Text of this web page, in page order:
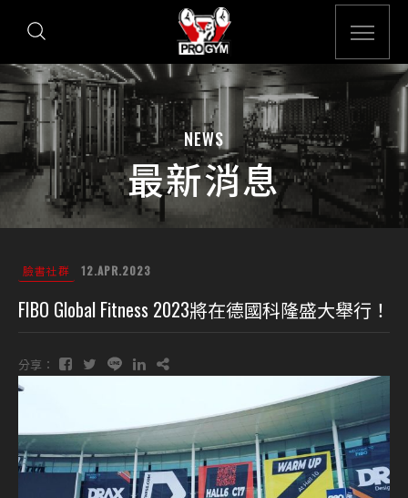
NEWS
最新消息
臉書社群 12.APR.2023
FIBO Global Fitness 2023將在德國科隆盛大舉行！
分享：